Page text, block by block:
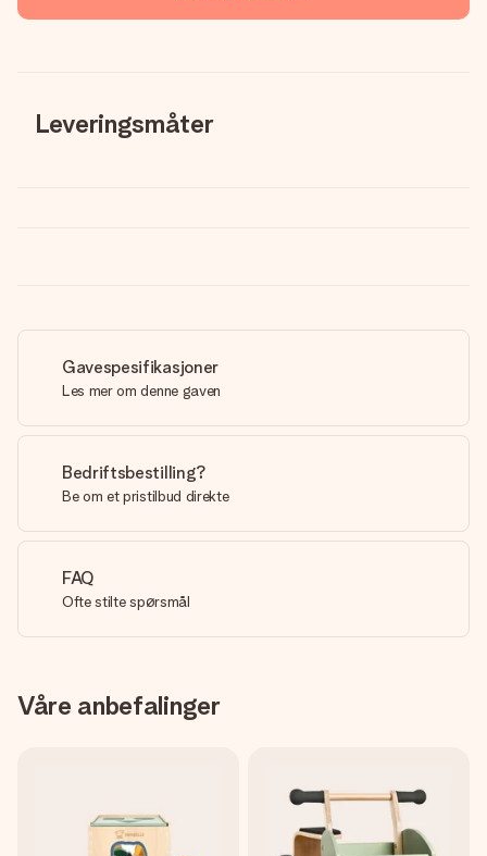
Leveringsmåter
Gavespesifikasjoner
Les mer om denne gaven
Bedriftsbestilling?
Be om et pristilbud direkte
FAQ
Ofte stilte spørsmål
Våre anbefalinger